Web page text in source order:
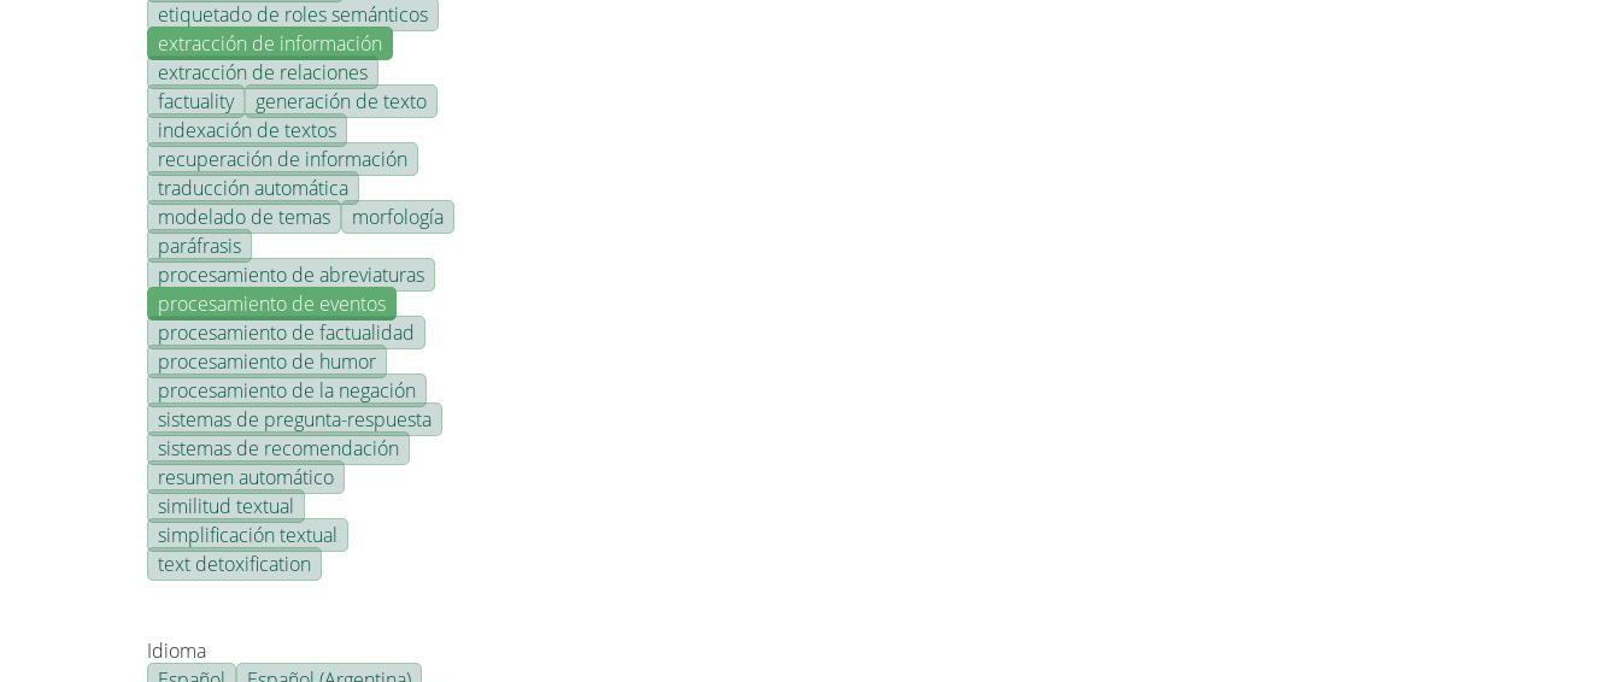
etiquetado de roles semánticos
extracción de información
extracción de relaciones
factuality
generación de texto
indexación de textos
recuperación de información
traducción automática
modelado de temas
morfología
paráfrasis
procesamiento de abreviaturas
procesamiento de eventos
procesamiento de factualidad
procesamiento de humor
procesamiento de la negación
sistemas de pregunta-respuesta
sistemas de recomendación
resumen automático
similitud textual
simplificación textual
text detoxification
Idioma